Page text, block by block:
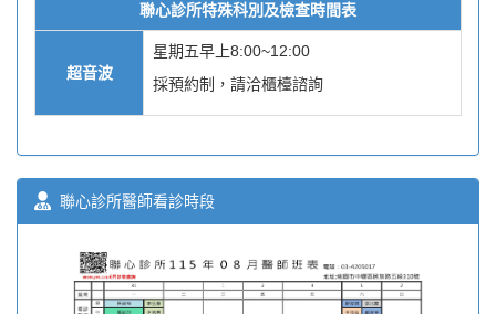
聯心診所特殊科別及檢查時間表
超音波
星期五早上8:00~12:00
採預約制，請洽櫃檯諮詢
聯心診所醫師看診時段